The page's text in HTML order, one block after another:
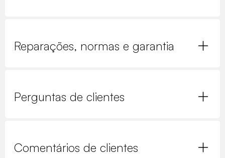
Reparações, normas e garantia
Perguntas de clientes
Comentários de clientes